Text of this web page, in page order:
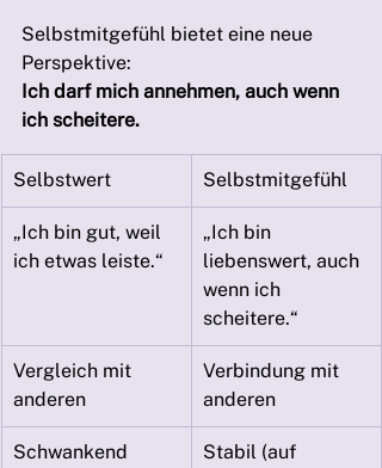
Selbstmitgefühl bietet eine neue
Perspektive:
Ich darf mich annehmen, auch wenn
ich scheitere.
Selbstwert Selbstmitgefühl
„Ich bin gut, weil
ich etwas leiste.“
„Ich bin
liebenswert, auch
wenn ich
scheitere.“
Vergleich mit
anderen
Verbindung mit
anderen
Schwankend
Stabil (auf